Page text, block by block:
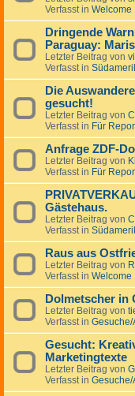
Verfasst in Welcome
Dringende
Paraguay:
Letzter Beitrag von
Verfasst in
Die
gesucht!
Letzter Beitrag von
Verfasst in Für
Anfrage ZDF-
Letzter Beitrag von
Verfasst in Für
Gästehaus.
Letzter Beitrag von
Verfasst in
Raus aus
Letzter Beitrag von
Verfasst in Welcome
Dolmetscher in
Letzter Beitrag von
Verfasst in
Gesucht:
Marketingtexte
Letzter Beitrag von
Verfasst in